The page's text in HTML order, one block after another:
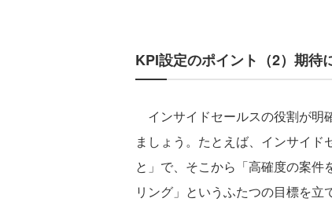
KPI設定のポイント（2）期待
インサイドセールスの役割が明
ましょう。たとえば、インサイ
と」で、そこから「高確度の案
リング」というふたつの目標を